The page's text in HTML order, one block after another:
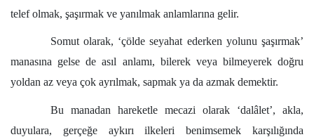
telef olmak, şaşırmak ve yanılmak anlamlarına gelir.
Somut olarak, ‘çölde seyahat ederken yolunu şaşırmak’
manasına gelse de asıl anlamı, bilerek veya bilmeyerek doğru
yoldan az veya çok ayrılmak, sapmak ya da azmak demektir.
Bu manadan hareketle mecazi olarak ‘dalâlet’, akla,
duyulara, gerçeğe aykırı ilkeleri benimsemek karşılığında